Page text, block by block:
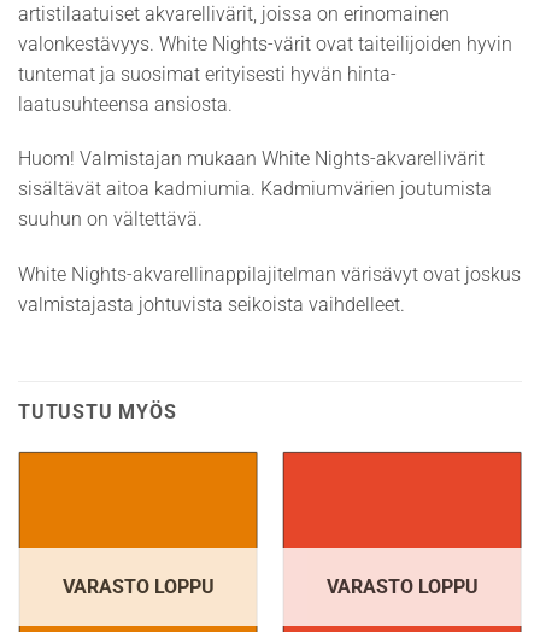
artistilaatuiset akvarellivärit, joissa on erinomainen
valonkestävyys. White Nights-värit ovat taiteilijoiden hyvin
tuntemat ja suosimat erityisesti hyvän hinta-
laatusuhteensa ansiosta.
Huom! Valmistajan mukaan White Nights-akvarellivärit
sisältävät aitoa kadmiumia. Kadmiumvärien joutumista
suuhun on vältettävä.
White Nights-akvarellinappilajitelman värisävyt ovat joskus
valmistajasta johtuvista seikoista vaihdelleet.
TUTUSTU MYÖS
VARASTO LOPPU VARASTO LOPPU